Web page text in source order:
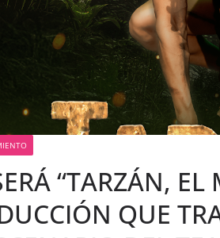
“TARZÁN, EL
QUE